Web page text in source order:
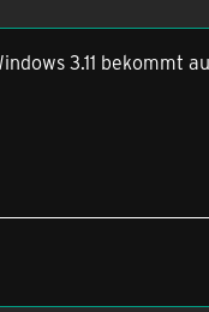
3.11 bekommt